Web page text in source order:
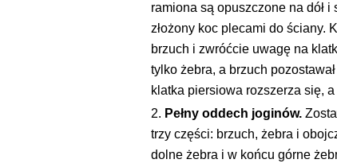
ramiona są opuszczone na dół i
złożony koc plecami do ściany.
brzuch i zwróćcie uwagę na
tylko żebra, a brzuch
klatka piersiowa rozszerza się,
Pełny oddech joginów.
trzy części: brzuch, żebra i
dolne żebra i w końcu górne